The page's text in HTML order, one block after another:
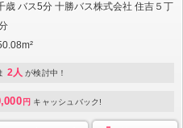
歳 バス5分 十勝バス株式会社 住吉５丁
2人 が検討中！
円 キャッシュバック!